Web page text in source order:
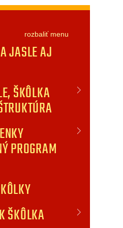
rozbaliťmenu
JASLE AJ
ŠKÔLKA
PROGRAM
ŠKÔLKA